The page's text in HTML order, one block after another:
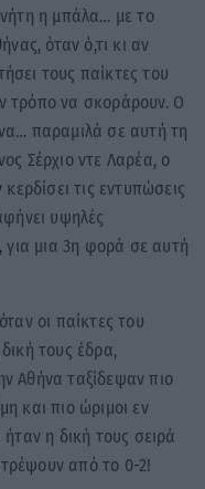
η μπάλα… με το
όταν ό,τι κι αν
τους παίκτες του
τρόπο να σκοράρουν. O
παραμιλά σε αυτή τη
Σέρχιο ντε Λαρέα, ο
τις εντυπώσεις
υψηλές
για μια 3η φορά σε αυτή
οι παίκτες του
τους έδρα,
Αθήνα ταξίδεψαν πιο
και πιο ώριμοι εν
η δική τους σειρά
από το 0-2!